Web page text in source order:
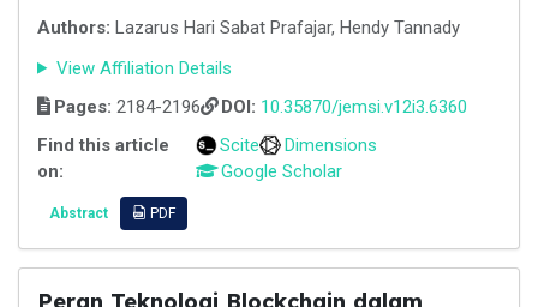
Authors: Lazarus Hari Sabat Prafajar, Hendy Tannady
View Affiliation Details
Pages: 2184-2196 DOI: 10.35870/jemsi.v12i3.6360
Find this article
on:
Scite
Dimensions
Google Scholar
Abstract PDF
Peran Teknologi Blockchain dalam